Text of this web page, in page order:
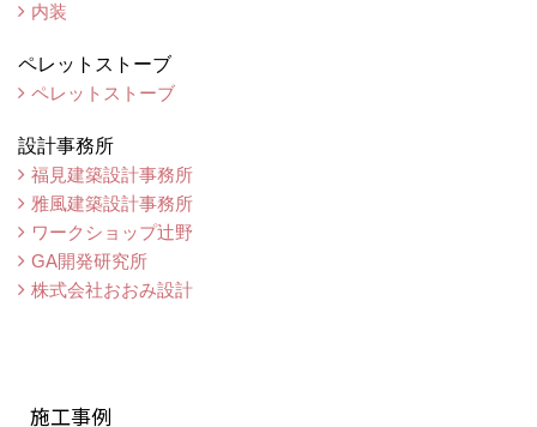
内装
ペレットストーブ
ペレットストーブ
設計事務所
福見建築設計事務所
雅風建築設計事務所
ワークショップ辻野
GA開発研究所
株式会社おおみ設計
施工事例